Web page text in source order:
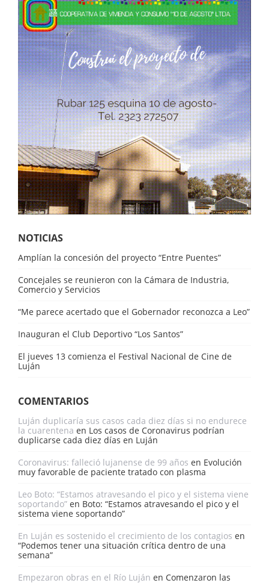
NOTICIAS
Amplían la concesión del proyecto “Entre Puentes”
Concejales se reunieron con la Cámara de Industria,
Comercio y Servicios
“Me parece acertado que el Gobernador reconozca a Leo”
Inauguran el Club Deportivo “Los Santos”
El jueves 13 comienza el Festival Nacional de Cine de
Luján
COMENTARIOS
Luján duplicaría sus casos cada diez días si no endurece
la cuarentena en Los casos de Coronavirus podrían
duplicarse cada diez días en Luján
Coronavirus: falleció lujanense de 99 años en Evolución
muy favorable de paciente tratado con plasma
Leo Boto: “Estamos atravesando el pico y el sistema viene
soportando” en Boto: “Estamos atravesando el pico y el
sistema viene soportando”
En Luján es sostenido el crecimiento de los contagios en
“Podemos tener una situación crítica dentro de una
semana”
Empezaron obras en el Río Luján en Comenzaron las